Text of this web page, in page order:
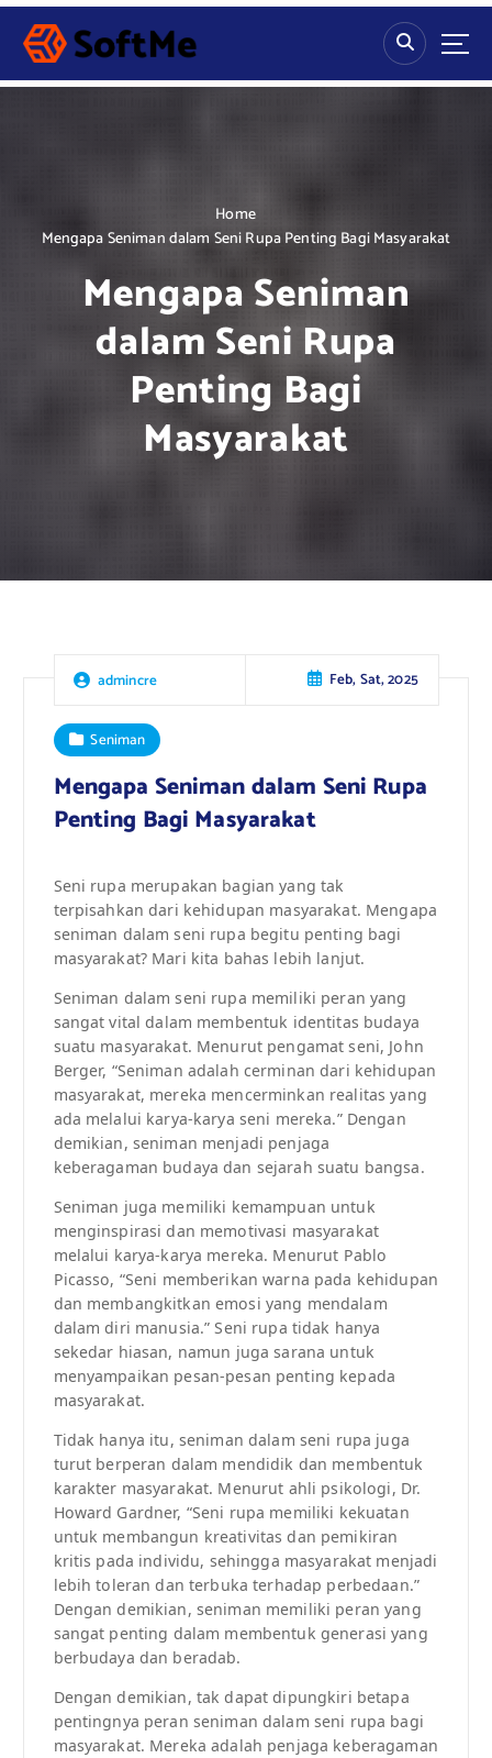
S
p
Home
Mengapa Seniman dalam Seni Rupa Penting Bagi Masyarakat
Mengapa Seniman
dalam Seni Rupa
Penting Bagi
Masyarakat
admincre Feb, Sat, 2025
Seniman
Mengapa Seniman dalam Seni Rupa
Penting Bagi Masyarakat
Seni rupa merupakan bagian yang tak
terpisahkan dari kehidupan masyarakat. Mengapa
seniman dalam seni rupa begitu penting bagi
masyarakat? Mari kita bahas lebih lanjut.
Seniman dalam seni rupa memiliki peran yang
sangat vital dalam membentuk identitas budaya
suatu masyarakat. Menurut pengamat seni, John
Berger, “Seniman adalah cerminan dari kehidupan
masyarakat, mereka mencerminkan realitas yang
ada melalui karya-karya seni mereka.” Dengan
demikian, seniman menjadi penjaga
keberagaman budaya dan sejarah suatu bangsa.
Seniman juga memiliki kemampuan untuk
menginspirasi dan memotivasi masyarakat
melalui karya-karya mereka. Menurut Pablo
Picasso, “Seni memberikan warna pada kehidupan
dan membangkitkan emosi yang mendalam
dalam diri manusia.” Seni rupa tidak hanya
sekedar hiasan, namun juga sarana untuk
menyampaikan pesan-pesan penting kepada
masyarakat.
Tidak hanya itu, seniman dalam seni rupa juga
turut berperan dalam mendidik dan membentuk
karakter masyarakat. Menurut ahli psikologi, Dr.
Howard Gardner, “Seni rupa memiliki kekuatan
untuk membangun kreativitas dan pemikiran
kritis pada individu, sehingga masyarakat menjadi
lebih toleran dan terbuka terhadap perbedaan.”
Dengan demikian, seniman memiliki peran yang
sangat penting dalam membentuk generasi yang
berbudaya dan beradab.
Dengan demikian, tak dapat dipungkiri betapa
pentingnya peran seniman dalam seni rupa bagi
masyarakat. Mereka adalah penjaga keberagaman